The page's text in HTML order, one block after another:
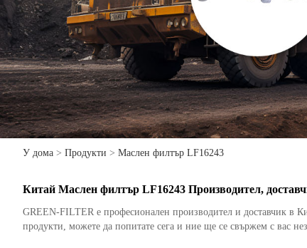
У дома > Продукти > Маслен филтър LF16243
Китай Маслен филтър LF16243 Производител,
GREEN-FILTER е професионален производител и доставчик в
продукти, можете да попитате сега и ние ще се свържем с вас